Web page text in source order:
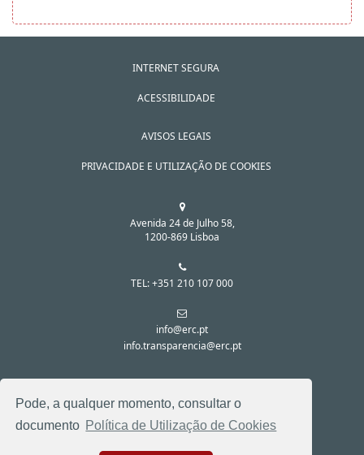
Pode, a qualquer momento, consultar o
documento Política de Utilização de Cookies
INTERNET SEGURA
ACESSIBILIDADE
AVISOS LEGAIS
PRIVACIDADE E UTILIZAÇÃO DE COOKIES
Avenida 24 de Julho 58,
1200-869 Lisboa
TEL: +351 210 107 000
info@erc.pt
info.transparencia@erc.pt